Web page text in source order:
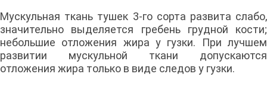
Мускульная ткань тушек 3-го сорта развита слабо,
значительно выделяется гребень грудной кости;
небольшие отложения жира у гузки. При лучшем
развитии мускульной ткани допускаются
отложения жира только в виде следов у гузки.